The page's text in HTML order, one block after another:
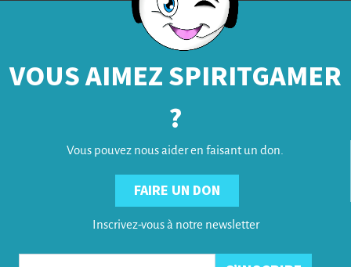
VOUS AIMEZ SPIRITGAMER
?
Vous pouvez nous aider en faisant un don.
FAIRE UN DON
Inscrivez-vous à notre newsletter